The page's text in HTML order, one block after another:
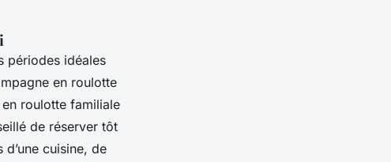
périodes idéales
en roulotte
roulotte familiale
de réserver tôt
cuisine, de